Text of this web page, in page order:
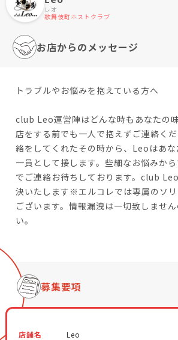
レオ
歌舞伎町ホストクラブ
お店からのメッセージ
トラブルやお悩みを抱えている方へ
club Leo運営陣はどんな時もあなたの
店をする前でも一人で抱えずご連絡く
絡をしてくれたその時から、Leoはあ
一員として接します。些細なお悩みか
でご連絡お待ちしております。club
決いたします※エルコレでは専属のソ
ございます。情報漏洩は一切致しませ
い。
募集要項
店舗名 Leo